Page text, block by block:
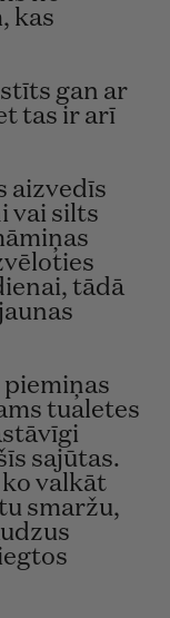
kas
gan ar
tas ir arī
aizvedīs
vai silts
tādā
tualetes
sajūtas.
valkāt
smaržu,